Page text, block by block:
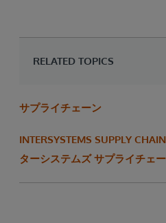
RELATED TOPICS
サプライチェーン
INTERSYSTEMS SUPPLY
ターシステムズ サプライチェ